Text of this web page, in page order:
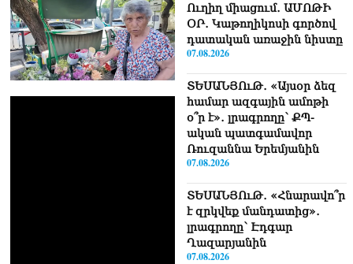
Ուղիղ միացում․ ԱՄՈԹԻ
ՕՐ․ Կաթողիկոսի գործով
դատական առաջին նիստը
07.08.2026
ՏԵՍԱՆՅՈւԹ․ «Այսօր ձեզ
համար ազգային ամոթի
օ՞ր է»․ լրագրողը՝ ՔՊ-
ական պատգամավոր
Ռուզաննա Երեմյանին
07.08.2026
ՏԵՍԱՆՅՈւԹ․ «Հնարավո՞ր
է զրկվեք մանդատից»․
լրագրողը՝ Էդգար
Ղազարյանին
07.08.2026